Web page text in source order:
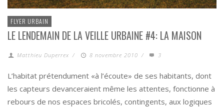
FLYER URBAIN
LE LENDEMAIN DE LA VEILLE URBAINE #4: LA MAISON
Matthieu Duperrex / 8 novembre 2010 / 3
L’habitat prétendument «à l’écoute» de ses habitants, dont
les capteurs devanceraient même les attentes, fonctionne à
rebours de nos espaces bricolés, contingents, aux logiques